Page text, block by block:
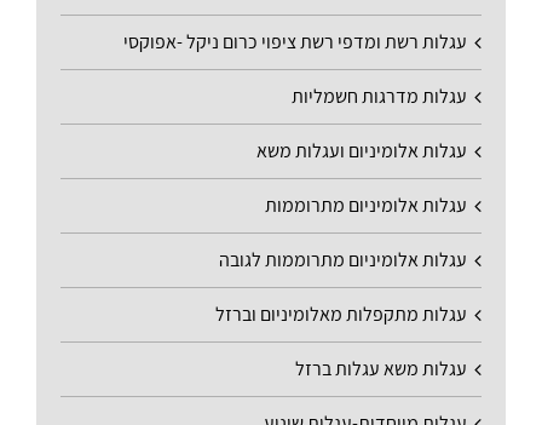
עגלות רשת ומדפי רשת ציפוי כרום ניקל -אפוקסי
עגלות מדרגות חשמליות
עגלות אלומיניום ועגלות משא
עגלות אלומיניום מתרוממות
עגלות אלומיניום מתרוממות לגובה
עגלות מתקפלות מאלומיניום וברזל
עגלות משא עגלות ברזל